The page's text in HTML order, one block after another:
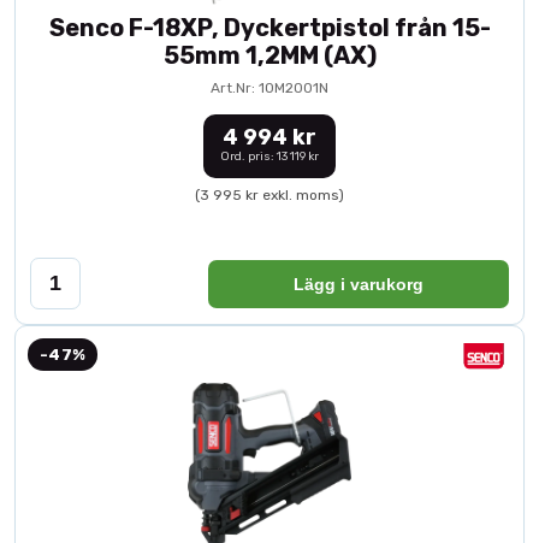
Senco F-18XP, Dyckertpistol från 15-
55mm 1,2MM (AX)
Art.Nr: 10M2001N
4 994 kr
Ord. pris: 13 119 kr
(3 995 kr exkl. moms)
Lägg i varukorg
-47%